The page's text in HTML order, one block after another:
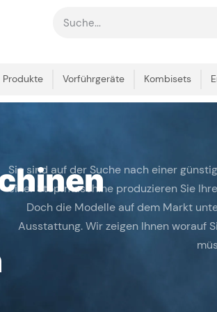
Produkte Vorführgeräte Kombisets
Sie sind auf der Suche nach einer
einer Stopfmaschine produzieren Sie
Doch die Modelle auf dem Markt
Ausstattung. Wir zeigen Ihnen worauf